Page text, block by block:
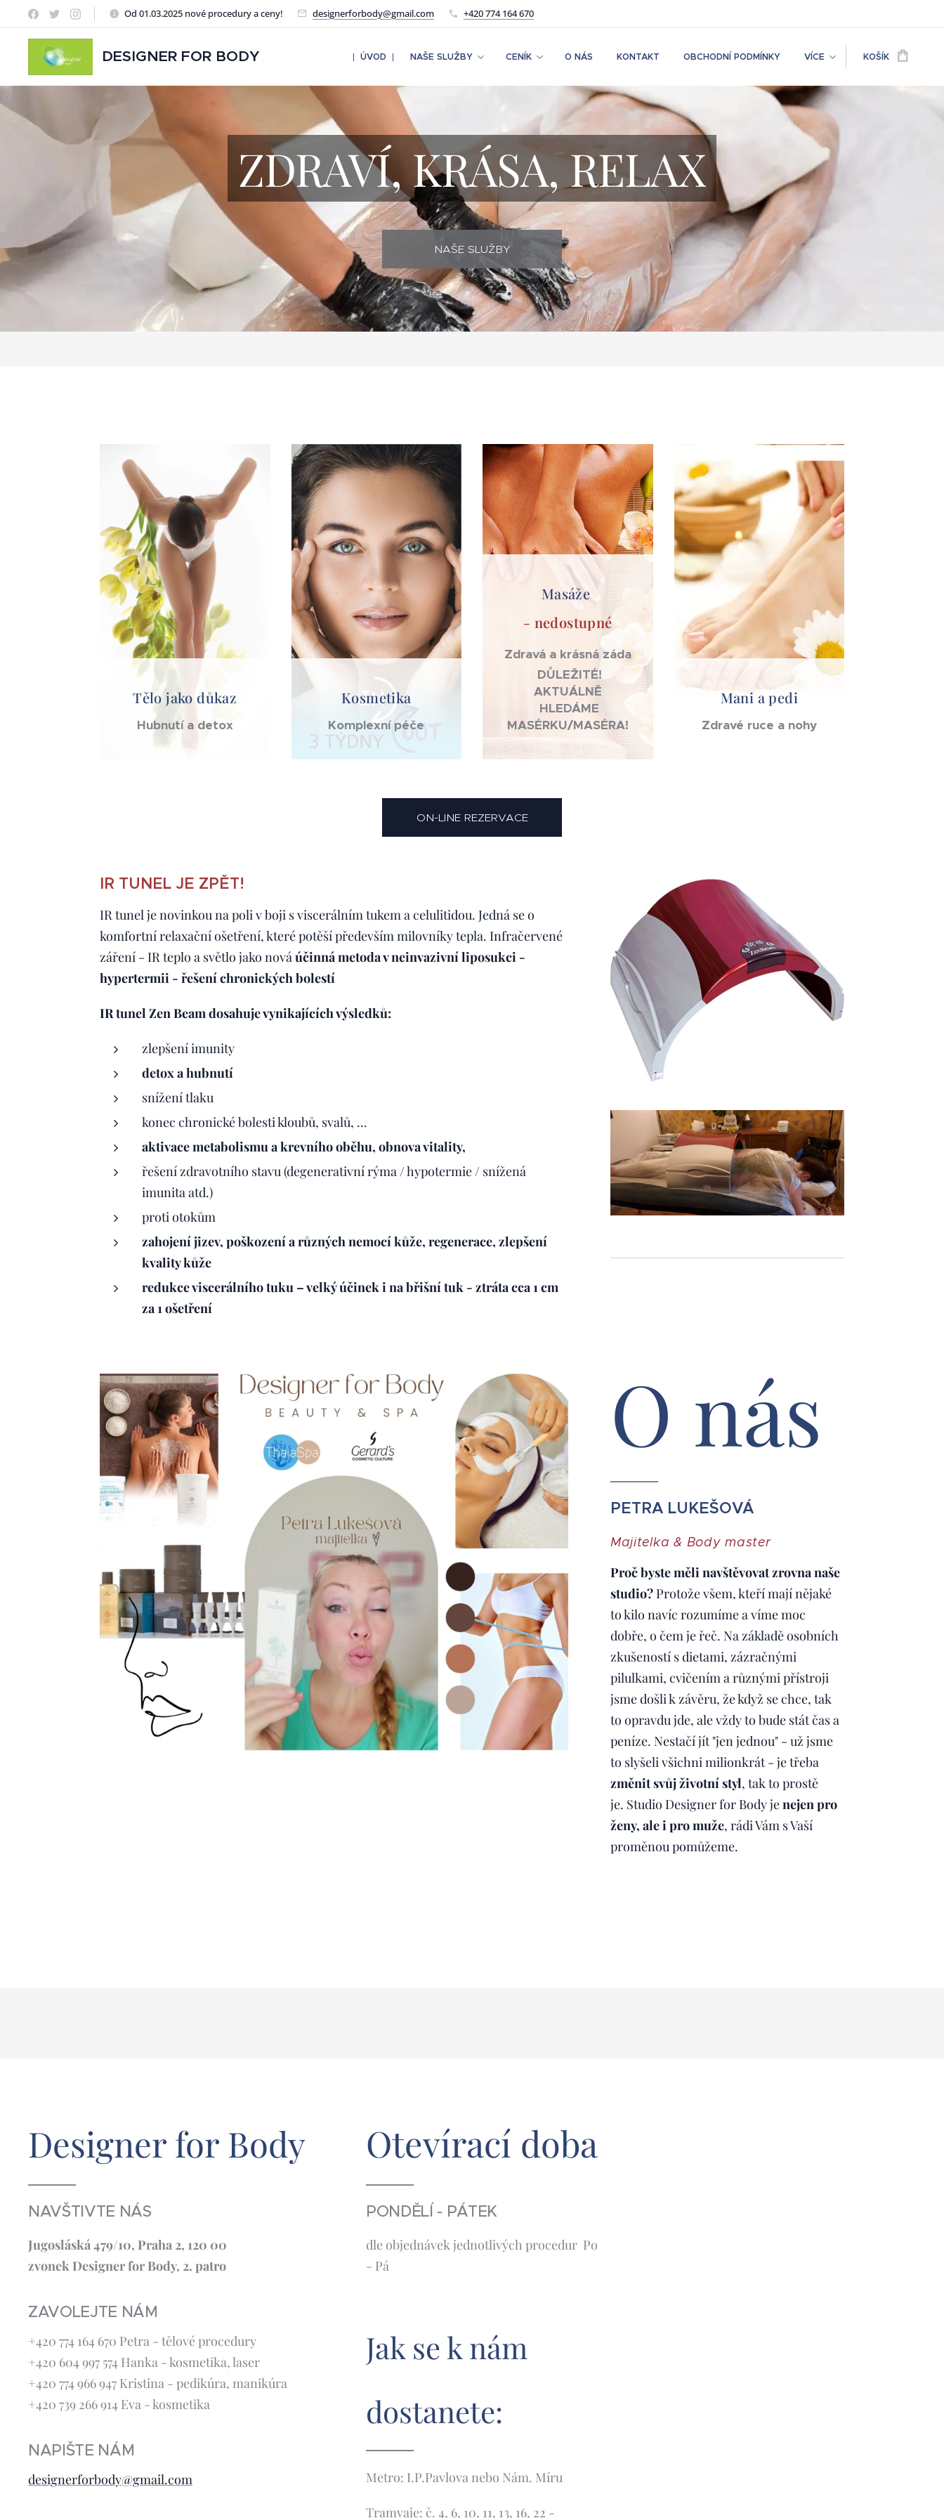
Od 01.03.2025 nové procedury a ceny! designerforbody@gmail.com +420 774 164 670
DESIGNER FOR BODY ÚVOD NAŠE SLUŽBY CENÍK O NÁS KONTAKT OBCHODNÍ PODMÍNKY VÍCE KOŠÍK
ZDRAVÍ, KRÁSA, RELAX
NAŠE SLUŽBY
Tělo jako důkaz
Hubnutí a detox
Kosmetika
Komplexní péče
Masáže
- nedostupné
Zdravá a krásná záda
DŮLEŽITÉ!
AKTUÁLNĚ
HLEDÁME
MASÉRKU/MASÉRA!
Mani a pedi
Zdravé ruce a nohy
ON-LINE REZERVACE
IR TUNEL JE ZPĚT!
IR tunel je novinkou na poli v boji s viscerálním tukem a celulitidou. Jedná se o
komfortní relaxační ošetření, které potěší především milovníky tepla. Infračervené
záření - IR teplo a světlo jako nová účinná metoda v neinvazivní liposukci -
hypertermii - řešení chronických bolestí
IR tunel Zen Beam dosahuje vynikajících výsledků:
zlepšení imunity
detox a hubnutí
snížení tlaku
konec chronické bolesti kloubů, svalů, ...
aktivace metabolismu a krevního oběhu, obnova vitality,
řešení zdravotního stavu (degenerativní rýma / hypotermie / snížená
imunita atd.)
proti otokům
zahojení jizev, poškození a různých nemocí kůže, regenerace, zlepšení
kvality kůže
redukce viscerálního tuku – velký účinek i na břišní tuk - ztráta cca 1 cm
za 1 ošetření
O nás
PETRA LUKEŠOVÁ
Majitelka & Body master
Proč byste měli navštěvovat zrovna naše
studio?Protože všem, kteří mají nějaké
to kilo navíc rozumíme a víme moc
dobře, o čem je řeč. Na základě osobních
zkušeností s dietami, zázračnými
pilulkami, cvičením a různými přístroji
jsme došli k závěru, že když se chce, tak
to opravdu jde, ale vždy to bude stát čas a
peníze. Nestačí jít "jen jednou" - už jsme
to slyšeli všichni milionkrát - je třeba
změnit svůj životní styl, tak to prostě
je. Studio Designer for Body jenejen pro
ženy, ale i pro muže, rádi Vám s Vaší
proměnou pomůžeme.
Designer for Body
NAVŠTIVTE NÁS
Jugosláská 479/10, Praha 2, 120 00
zvonek Designer for Body, 2. patro
ZAVOLEJTE NÁM
+420 774 164 670 Petra - tělové procedury
+420 604 997 574 Hanka - kosmetika, laser
+420 774 966 947 Kristina - pedikúra, manikúra
+420 739 266 914 Eva - kosmetika
NAPIŠTE NÁM
designerforbody@gmail.com
Otevírací doba
PONDĚLÍ - PÁTEK
dle objednávek jednotlivých procedur Po
- Pá
Jak se k nám
dostanete:
Metro: I.P.Pavlova nebo Nám. Míru
Tramvaje: č. 4, 6, 10, 11, 13, 16, 22 -